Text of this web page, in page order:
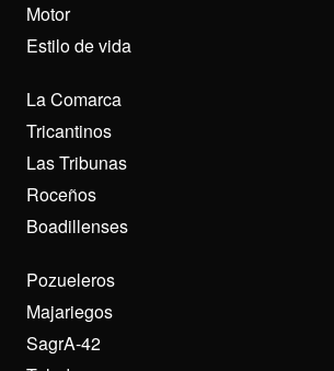
Motor
Estilo de vida
La Comarca
Tricantinos
Las Tribunas
Roceños
Boadillenses
Pozueleros
Majariegos
SagrA-42